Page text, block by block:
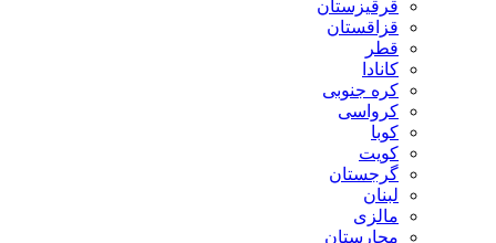
قرقیزستان
قزاقستان
قطر
کانادا
کره جنوبی
کرواسی
کوبا
کویت
گرجستان
لبنان
مالزی
مجارستان